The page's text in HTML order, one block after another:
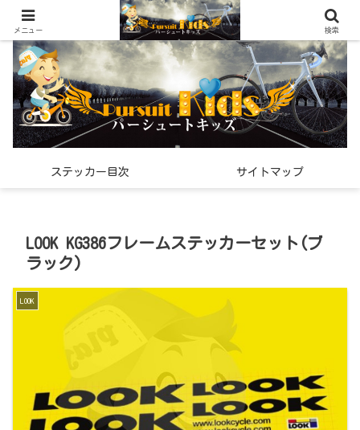
世界中で見つけた「希少なスポーツ雑貨」の紹介メディア
ステッカー目次 サイトマップ
LOOK KG386フレームステッカーセット(ブ
ラック)
LOOK
メニュー 検索